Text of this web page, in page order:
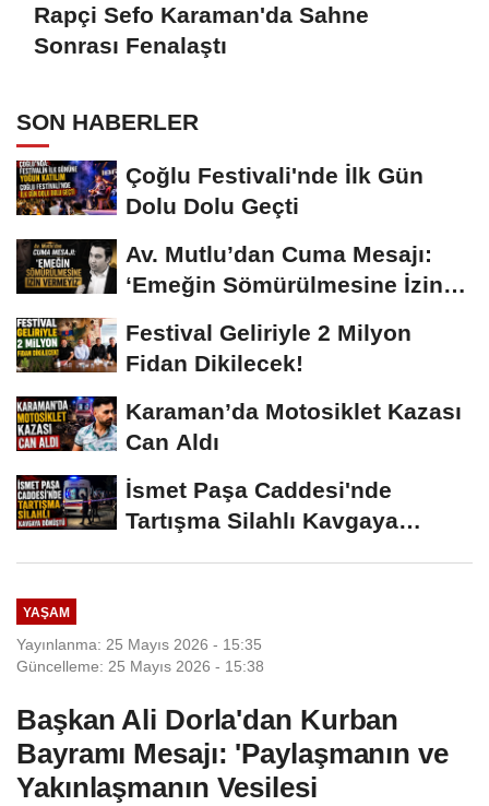
Rapçi Sefo Karaman'da Sahne
Sonrası Fenalaştı
SON HABERLER
Çoğlu Festivali'nde İlk Gün
Dolu Dolu Geçti
Av. Mutlu’dan Cuma Mesajı:
‘Emeğin Sömürülmesine İzin
Festival Geliriyle 2 Milyon
Fidan Dikilecek!
Karaman’da Motosiklet Kazası
Can Aldı
İsmet Paşa Caddesi'nde
Tartışma Silahlı Kavgaya
YAŞAM
Yayınlanma: 25 Mayıs 2026 - 15:35
Güncelleme: 25 Mayıs 2026 - 15:38
Başkan Ali Dorla'dan Kurban
Bayramı Mesajı: 'Paylaşmanın ve
Yakınlaşmanın Vesilesi